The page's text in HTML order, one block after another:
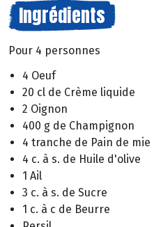
Ingrédients
Pour 4 personnes
4 Oeuf
20 cl de Crème liquide
2 Oignon
400 g de Champignon
4 tranche de Pain de mie
4 c. à s. de Huile d'olive
1 Ail
3 c. à s. de Sucre
1 c. à c de Beurre